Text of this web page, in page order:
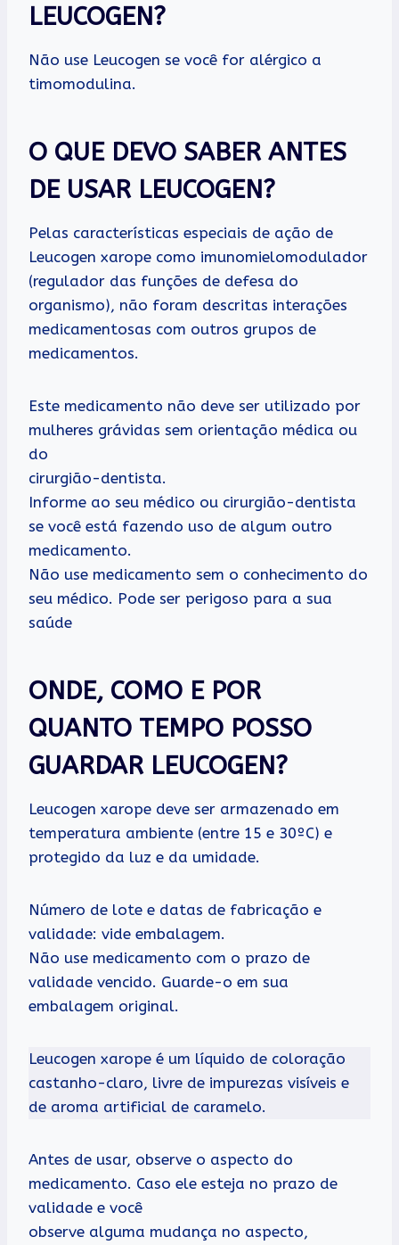
LEUCOGEN?
Não use Leucogen se você for alérgico a
timomodulina.
O QUE DEVO SABER ANTES
DE USAR LEUCOGEN?
Pelas características especiais de ação de
Leucogen xarope como imunomielomodulador
(regulador das funções de defesa do
organismo), não foram descritas interações
medicamentosas com outros grupos de
medicamentos.
Este medicamento não deve ser utilizado por
mulheres grávidas sem orientação médica ou
do
cirurgião-dentista.
Informe ao seu médico ou cirurgião-dentista
se você está fazendo uso de algum outro
medicamento.
Não use medicamento sem o conhecimento do
seu médico. Pode ser perigoso para a sua
saúde
ONDE, COMO E POR
QUANTO TEMPO POSSO
GUARDAR LEUCOGEN?
Leucogen xarope deve ser armazenado em
temperatura ambiente (entre 15 e 30ºC) e
protegido da luz e da umidade.
Número de lote e datas de fabricação e
validade: vide embalagem.
Não use medicamento com o prazo de
validade vencido. Guarde-o em sua
embalagem original.
Leucogen xarope é um líquido de coloração
castanho-claro, livre de impurezas visíveis e
de aroma artificial de caramelo.
Antes de usar, observe o aspecto do
medicamento. Caso ele esteja no prazo de
validade e você
observe alguma mudança no aspecto,